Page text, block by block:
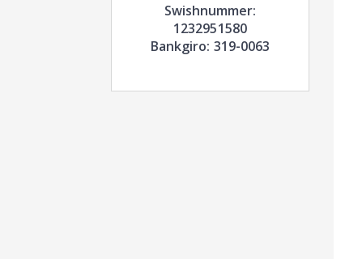
Swishnummer:
1232951580
Bankgiro: 319-0063